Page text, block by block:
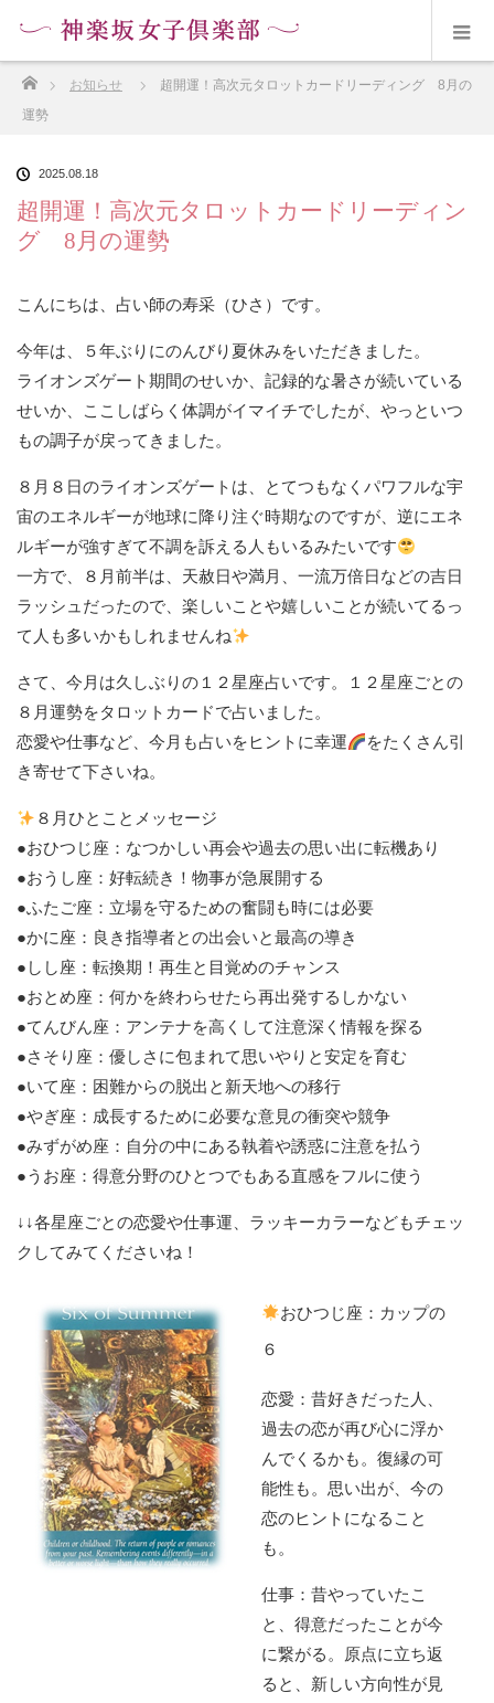
ホーム
お知らせ
超開運！高次元タロットカードリーディング 8月の
運勢
2025.08.18
超開運！高次元タロットカードリーディン
グ 8月の運勢
こんにちは、占い師の寿采（ひさ）です。
今年は、５年ぶりにのんびり夏休みをいただきました。
ライオンズゲート期間のせいか、記録的な暑さが続いている
せいか、ここしばらく体調がイマイチでしたが、やっといつ
もの調子が戻ってきました。
８月８日のライオンズゲートは、とてつもなくパワフルな宇
宙のエネルギーが地球に降り注ぐ時期なのですが、逆にエネ
ルギーが強すぎて不調を訴える人もいるみたいです
一方で、８月前半は、天赦日や満月、一流万倍日などの吉日
ラッシュだったので、楽しいことや嬉しいことが続いてるっ
て人も多いかもしれませんね
さて、今月は久しぶりの１２星座占いです。１２星座ごとの
８月運勢をタロットカードで占いました。
恋愛や仕事など、今月も占いをヒントに幸運
をたくさん引
き寄せて下さいね。
８月ひとことメッセージ
●おひつじ座：なつかしい再会や過去の思い出に転機あり
●おうし座：好転続き！物事が急展開する
●ふたご座：立場を守るための奮闘も時には必要
●かに座：良き指導者との出会いと最高の導き
●しし座：転換期！再生と目覚めのチャンス
●おとめ座：何かを終わらせたら再出発するしかない
●てんびん座：アンテナを高くして注意深く情報を探る
●さそり座：優しさに包まれて思いやりと安定を育む
●いて座：困難からの脱出と新天地への移行
●やぎ座：成長するために必要な意見の衝突や競争
●みずがめ座：自分の中にある執着や誘惑に注意を払う
●うお座：得意分野のひとつでもある直感をフルに使う
↓↓各星座ごとの恋愛や仕事運、ラッキーカラーなどもチェッ
クしてみてくださいね！
おひつじ座：カップの
６
恋愛：昔好きだった人、
過去の恋が再び心に浮か
んでくるかも。復縁の可
能性も。思い出が、今の
恋のヒントになること
も。
仕事：昔やっていたこ
と、得意だったことが今
に繋がる。原点に立ち返
ると、新しい方向性が見